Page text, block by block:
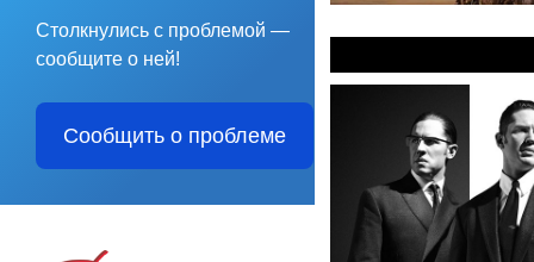
Столкнулись с проблемой —
сообщите о ней!
Сообщить о проблеме